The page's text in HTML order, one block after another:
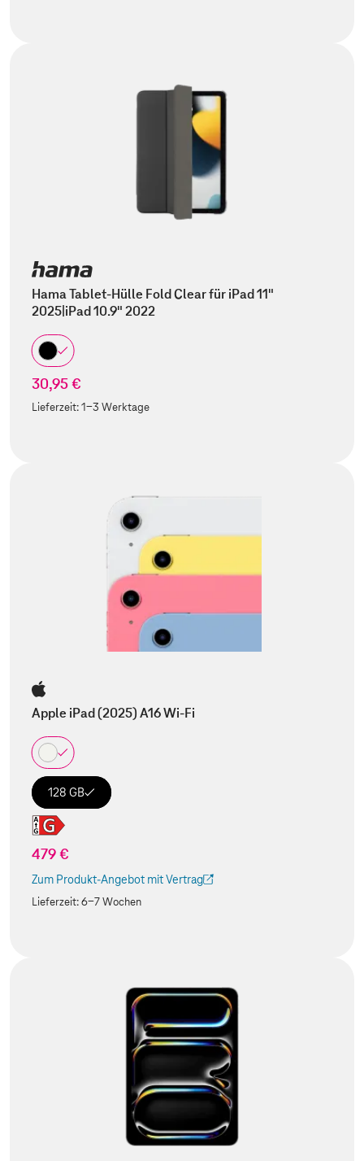
Hama Tablet-Hülle Fold Clear für iPad 11"
2025|iPad 10.9" 2022
30,95 €
Lieferzeit:1-3 Werktage
Apple iPad (2025) A16 Wi-Fi
128 GB
479 €
Zum Produkt-Angebot mit Vertrag
(Der Link wird in einem neuen Tab geöffnet)
Lieferzeit:6-7 Wochen